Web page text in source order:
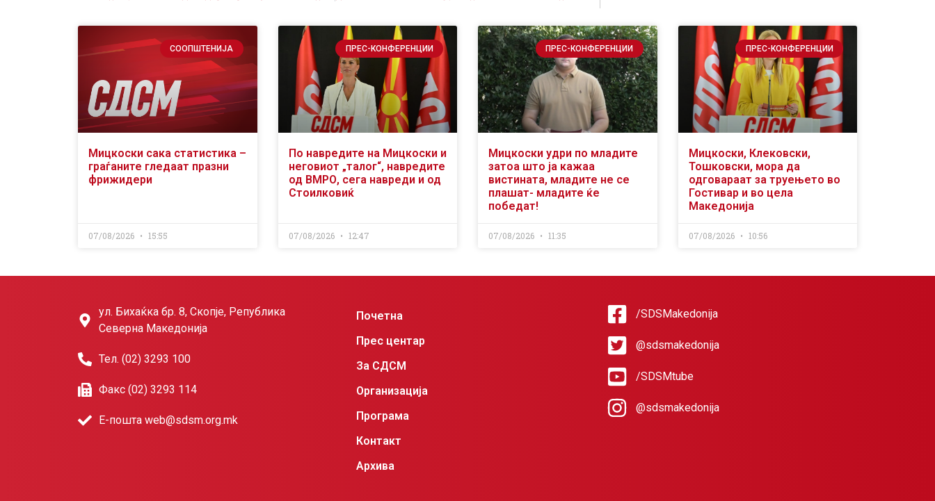
СООПШТЕНИЈА
Мицкоски сака статистика –
граѓаните гледаат празни
фрижидери
07/08/2026 15:55
ПРЕС-КОНФЕРЕНЦИИ
По навредите на Мицкоски и
неговиот „талог“, навредите
од ВМРО, сега навреди и од
Стоилковиќ
07/08/2026 12:47
ПРЕС-КОНФЕРЕНЦИИ
Мицкоски удри по младите
затоа што ја кажаа
вистината, младите не се
плашат- младите ќе
победат!
07/08/2026 11:35
ПРЕС-КОНФЕРЕНЦИИ
Мицкоски, Клековски,
Тошковски, мора да
одговараат за труењето во
Гостивар и во цела
Македонија
07/08/2026 10:56
ул. Бихаќка бр. 8, Скопје, Република
Северна Македонија
Тел. (02) 3293 100
Факс (02) 3293 114
Е-пошта web@sdsm.org.mk
Почетна
Прес центар
За СДСМ
Организација
Програма
Контакт
Архива
/SDSMakedonija
@sdsmakedonija
/SDSMtube
@sdsmakedonija